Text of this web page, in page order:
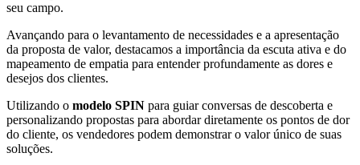
seu campo.
Avançando para o levantamento de necessidades e a apresentação
da proposta de valor, destacamos a importância da escuta ativa e do
mapeamento de empatia para entender profundamente as dores e
desejos dos clientes.
Utilizando o modelo SPIN para guiar conversas de descoberta e
personalizando propostas para abordar diretamente os pontos de dor
do cliente, os vendedores podem demonstrar o valor único de suas
soluções.